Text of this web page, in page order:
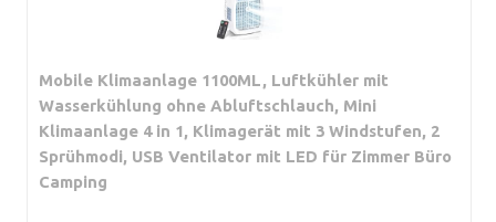
Mobile Klimaanlage 1100ML, Luftkühler mit
Wasserkühlung ohne Abluftschlauch, Mini
Klimaanlage 4 in 1, Klimagerät mit 3 Windstufen, 2
Sprühmodi, USB Ventilator mit LED für Zimmer Büro
Camping